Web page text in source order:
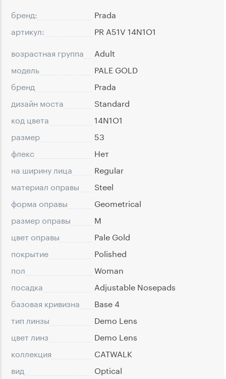
бренд:
Prada
артикул:
PR A51V 14N1O1
возрастная группа
Adult
модель
PALE GOLD
бренд
Prada
дизайн моста
Standard
код цвета
14N1O1
размер
53
флекс
Нет
на ширину лица
Regular
материал оправы
Steel
форма оправы
Geometrical
размер оправы
M
цвет оправы
Pale Gold
покрытие
Polished
пол
Woman
посадка
Adjustable Nosepads
базовая кривизна
Base 4
тип линзы
Demo Lens
цвет линз
Demo Lens
коллекция
CATWALK
вид
Optical